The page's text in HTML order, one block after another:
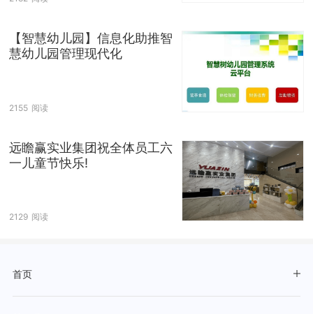
【智慧幼儿园】信息化助推智
慧幼儿园管理现代化
2155 阅读
远瞻赢实业集团祝全体员工六
一儿童节快乐!
2129 阅读
首页